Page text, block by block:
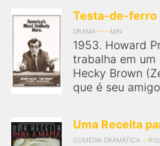
Testa-de-ferro
DRAMA MIN
1953. Howard
trabalha em
Hecky Brown
que é seu
Uma Receita
COMÉDIA DRAMÁTICA